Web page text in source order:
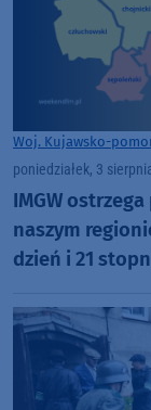
Woj. Kujawsko-
poniedziałek, 3
IMGW
naszym
dzień i 21